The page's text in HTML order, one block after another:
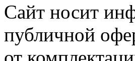
Сайт носит
публичной